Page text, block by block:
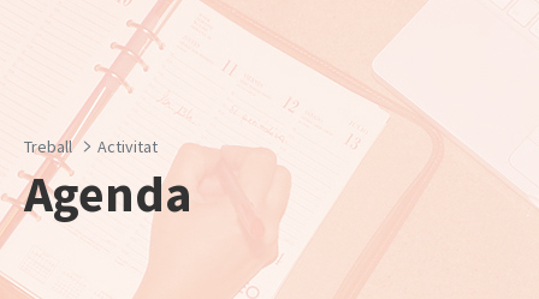
Treball Activitat
Agenda